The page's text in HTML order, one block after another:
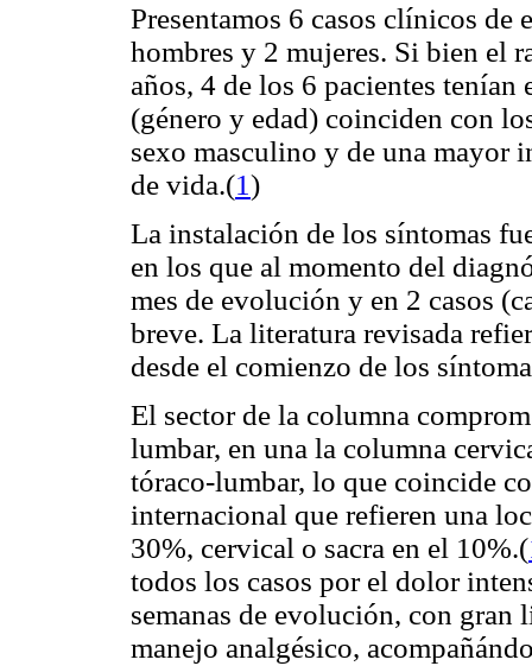
Presentamos 6 casos clínicos
hombres y 2 mujeres. Si bien el
años, 4 de los 6 pacientes
(género y edad) coinciden con
sexo masculino y de una mayor
de vida.(1)
La instalación de los síntomas
en los que al momento del
mes de evolución y en 2 casos
breve. La literatura revisada
desde el comienzo de los
El sector de la columna
lumbar, en una la columna
tóraco-lumbar, lo que coincide
internacional que refieren una
30%, cervical o sacra en el 10%.(
todos los casos por el dolor
semanas de evolución, con
manejo analgésico,